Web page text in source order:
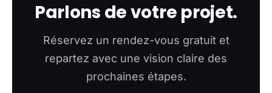
Parlons de votre projet.
Réservez un rendez-vous gratuit et
repartez avec une vision claire des
prochaines étapes.